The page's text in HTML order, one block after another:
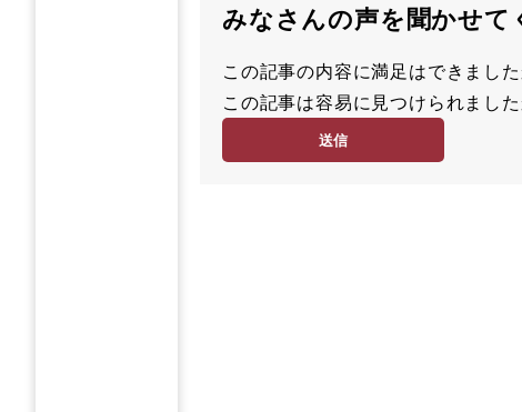
みなさんの声を聞かせて
満
足
この記事の内容に満足はできまし
容
度
この記事は容易に見つけられまし